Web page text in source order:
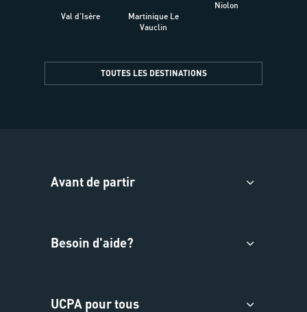
Val d'Isère
Martinique Le
Vauclin
Niolon
TOUTES LES DESTINATIONS
Avant de partir
Besoin d'aide?
UCPA pour tous